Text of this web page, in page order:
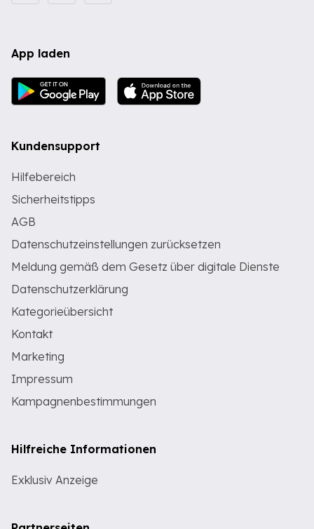
App laden
Kundensupport
Hilfebereich
Sicherheitstipps
AGB
Datenschutzeinstellungen zurücksetzen
Meldung gemäß dem Gesetz über digitale Dienste
Datenschutzerklärung
Kategorieübersicht
Kontakt
Marketing
Impressum
Kampagnenbestimmungen
Hilfreiche Informationen
Exklusiv Anzeige